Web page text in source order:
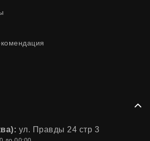
ул. Правды 24 стр 3